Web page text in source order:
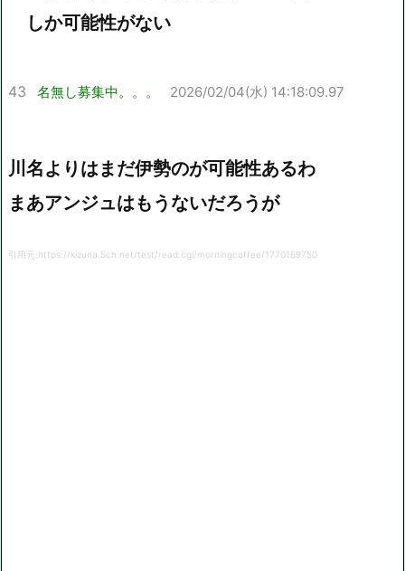
しか可能性がない
43 名無し募集中。。。 2026/02/04(水) 14:18:09.97
川名よりはまだ伊勢のが可能性あるわ
まあアンジュはもうないだろうが
引用元:https://kizuna.5ch.net/test/read.cgi/morningcoffee/1770169750